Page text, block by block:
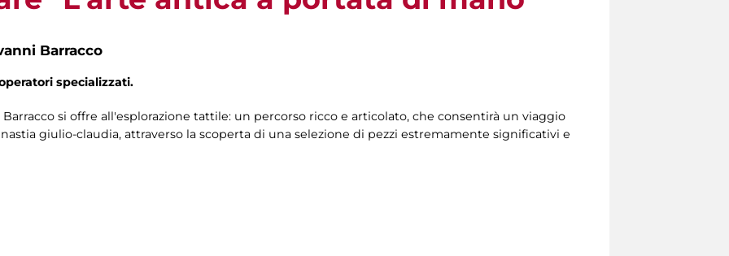
Barracco
specializzati.
si offre all'esplorazione tattile: un percorso ricco e articolato, che consentirà un viaggio
giulio-claudia, attraverso la scoperta di una selezione di pezzi estremamente significativi e